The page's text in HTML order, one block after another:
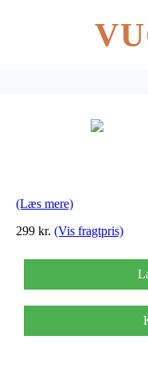
(Læs mere)
299 kr. (Vis fragtpris)